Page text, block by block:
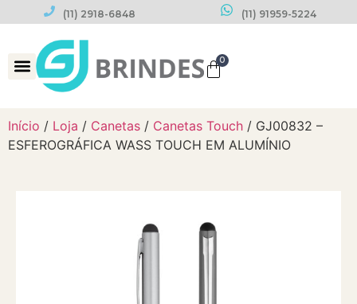
(11) 2918-6848 (11) 91959-5224
0
Início / Loja / Canetas / Canetas Touch / GJ00832 –
ESFEROGRÁFICA WASS TOUCH EM ALUMÍNIO